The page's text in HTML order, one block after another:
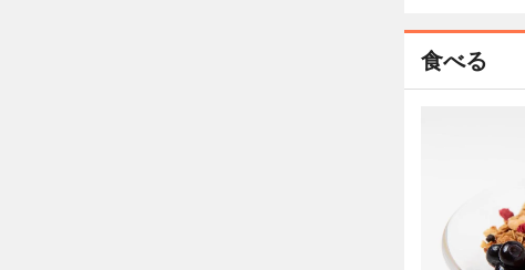
食べる